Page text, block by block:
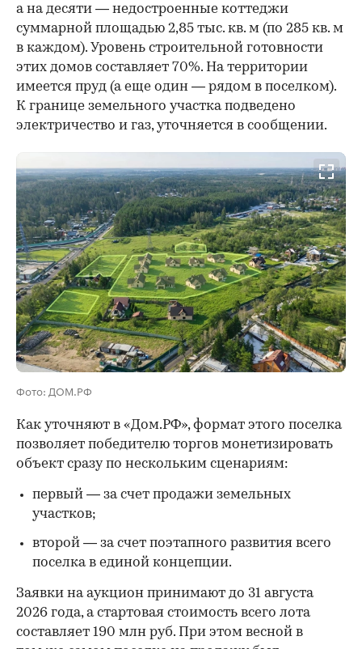
а на десяти — недостроенные коттеджи
суммарной площадью 2,85 тыс. кв. м (по 285 кв. м
в каждом). Уровень строительной готовности
этих домов составляет 70%. На территории
имеется пруд (а еще один — рядом в поселком).
К границе земельного участка подведено
электричество и газ, уточняется в сообщении.
Фото: ДОМ.РФ
Как уточняют в «Дом.РФ», формат этого поселка
позволяет победителю торгов монетизировать
объект сразу по нескольким сценариям:
первый — за счет продажи земельных
участков;
второй — за счет поэтапного развития всего
поселка в единой концепции.
Заявки на аукцион принимают до 31 августа
2026 года, а стартовая стоимость всего лота
составляет 190 млн руб. При этом весной в